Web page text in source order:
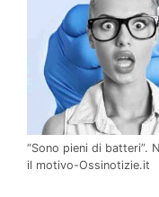
“Sono pieni di batteri”.
il motivo-Ossinotizie.it